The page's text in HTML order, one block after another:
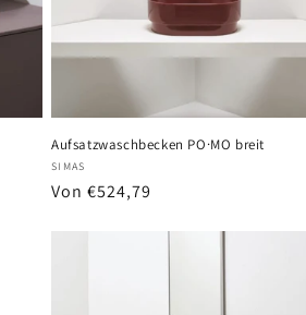
Aufsatzwaschbecken PO·MO breit
Anbieter:
SIMAS
Normaler
Von €524,79